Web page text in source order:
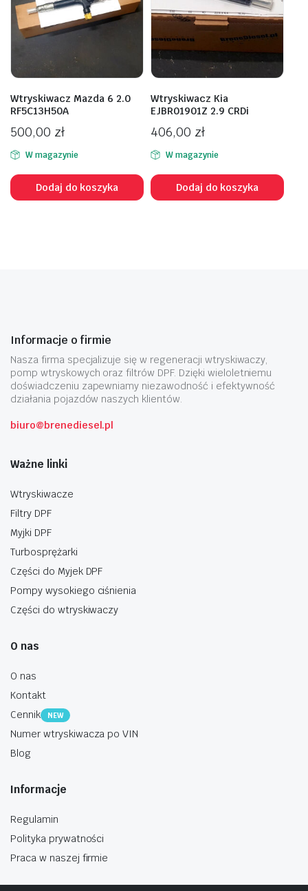
Wtryskiwacz Mazda 6 2.0
RF5C13H50A
500,00 zł
W magazynie
Dodaj do koszyka
Wtryskiwacz Kia
EJBR01901Z 2.9 CRDi
406,00 zł
W magazynie
Dodaj do koszyka
Informacje o firmie
Nasza firma specjalizuje się w regeneracji wtryskiwaczy,
pomp wtryskowych oraz filtrów DPF. Dzięki wieloletniemu
doświadczeniu zapewniamy niezawodność i efektywność
działania pojazdów naszych klientów.
biuro@brenediesel.pl
Ważne linki
Wtryskiwacze
Filtry DPF
Myjki DPF
Turbosprężarki
Części do Myjek DPF
Pompy wysokiego ciśnienia
Części do wtryskiwaczy
O nas
O nas
Kontakt
Cennik
NEW
Numer wtryskiwacza po VIN
Blog
Informacje
Regulamin
Polityka prywatności
Praca w naszej firmie